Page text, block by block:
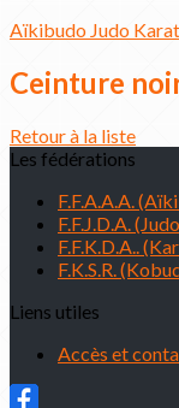
Aïkibudo Judo
Ceinture
Retour à la liste
Les fédérations
F.F.A.A.A.
F.F.J.D.A.
F.F.K.D.A..
F.K.S.R.
Liens utiles
Accès et